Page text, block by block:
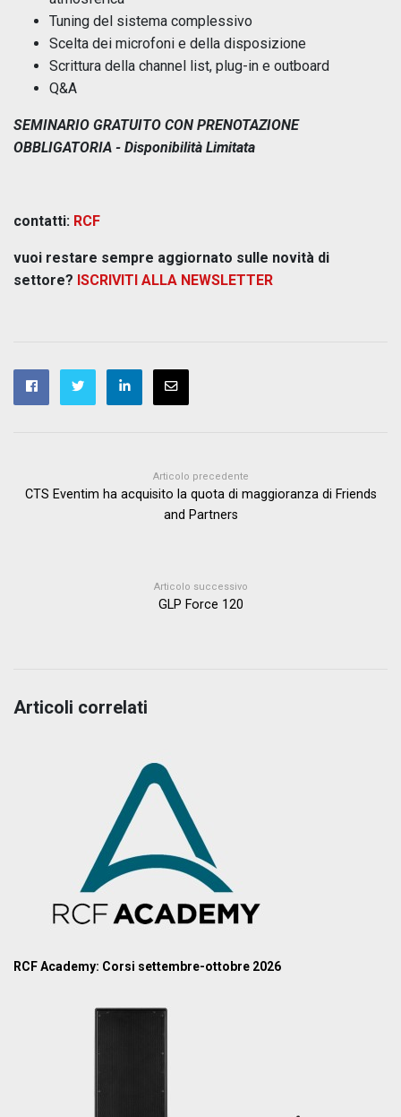
Tuning del sistema complessivo
Scelta dei microfoni e della disposizione
Scrittura della channel list, plug-in e outboard
Q&A
SEMINARIO GRATUITO CON PRENOTAZIONE
OBBLIGATORIA - Disponibilità Limitata
contatti: RCF
vuoi restare sempre aggiornato sulle novità di
settore? ISCRIVITI ALLA NEWSLETTER
Articolo precedente
CTS Eventim ha acquisito la quota di maggioranza di Friends
and Partners
Articolo successivo
GLP Force 120
Articoli correlati
RCF Academy: Corsi settembre-ottobre 2026